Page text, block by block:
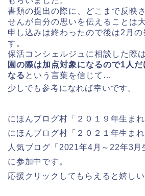
書類の提出の際に、どこまで反映
せんが自分の思いを伝えることは
申し込みは終わったので後は2月
す。
保活コンシェルジュに相談した際は
園の際は加点対象になるので1人
なる という言葉を信じて…
少しでも参考になれば幸いです。
にほんブログ村「２０１９年生ま
にほんブログ村「２０２１年生ま
人気ブログ「2021年4月～22年3月
に参加中です。
応援クリックしてもらえると嬉しい